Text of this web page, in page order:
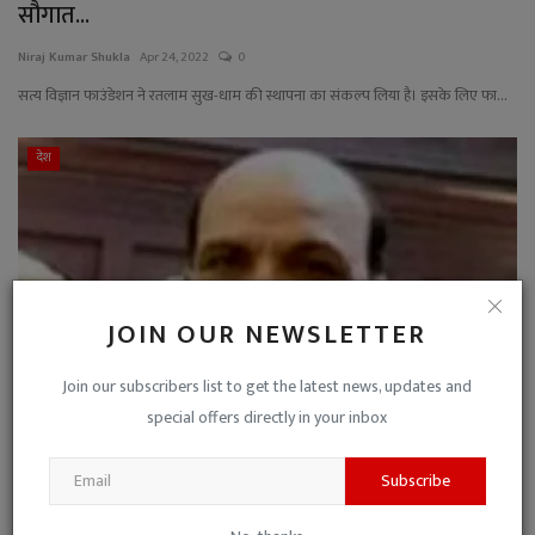
JOIN OUR NEWSLETTER
Join our subscribers list to get the latest news, updates and
special offers directly in your inbox
Subscribe
सौगात...
Niraj Kumar Shukla Apr 24, 2022 0
सत्य विज्ञान फाउंडेशन ने रतलाम सुख-धाम की स्थापना का संकल्प लिया है। इसके लिए फा...
देश
कोरोना से मुक्ति के लिए RATLAM के शिक्षाविद् डॉ.
चांदनी...